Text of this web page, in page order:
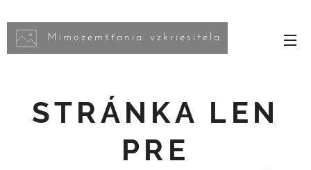
Mimozemšťania vzkriesitela
STRÁNKA LEN
PRE